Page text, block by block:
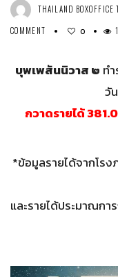
THAILAND BOXOFFICE
COMMENT
0
บุพเพสันนิวาส ๒ ท
วั
กวาดรายได้
*ข้อมูลรายได้จากโร
และรายได้ประมาณก